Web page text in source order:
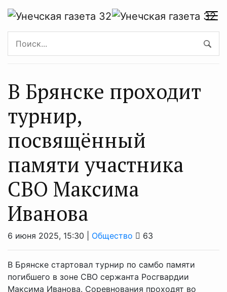
В Брянске проходит
турнир,
посвящённый
памяти участника
СВО Максима
Иванова
6 июня 2025, 15:30 | Общество 63
В Брянске стартовал турнир по самбо памяти
погибшего в зоне СВО сержанта Росгвардии
Максима Иванова. Соревнования проходят во